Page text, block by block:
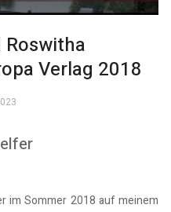
Verlag 2018
im Sommer 2018 auf meinem